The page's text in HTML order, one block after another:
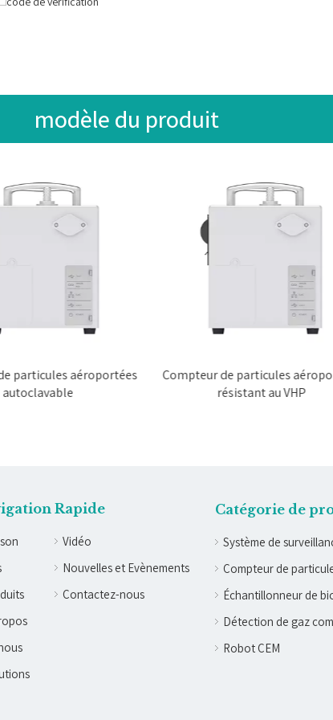
modèle du produit
aéroportées
Compteur de particules
résistant au VHP
Rapide
Vidéo
Nouvelles et Evènements
Contactez-nous
Catégorie de
Système de
Compteur de
Échantillonneur de
Détection de gaz
Robot CEM